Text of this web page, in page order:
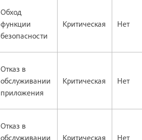
Обход
функции
безопасности
Критическая Нет
Отказ в
обслуживании
приложения
Критическая Нет
Отказ в
обслуживании
Критическая Нет